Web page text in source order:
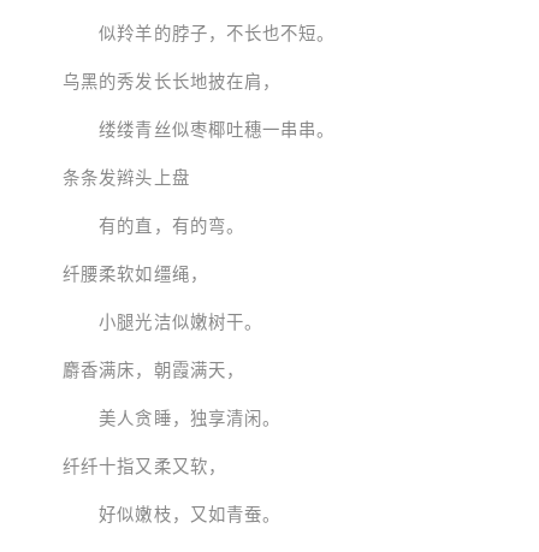
似羚羊的脖子，不长也不短。
乌黑的秀发长长地披在肩，
缕缕青丝似枣椰吐穗一串串。
条条发辫头上盘
有的直，有的弯。
纤腰柔软如缰绳，
小腿光洁似嫩树干。
麝香满床，朝霞满天，
美人贪睡，独享清闲。
纤纤十指又柔又软，
好似嫩枝，又如青蚕。